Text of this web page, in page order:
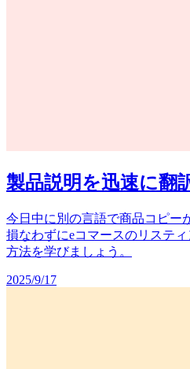
製品説明を迅速に翻
今日中に別の言語で商品コピー
損なわずにeコマースのリステ
方法を学びましょう。
2025/9/17